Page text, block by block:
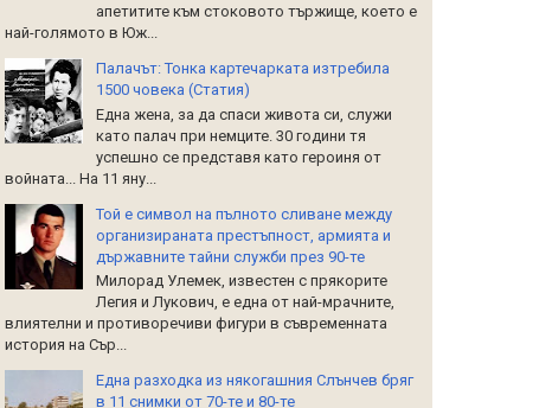
апетитите към стоковото тържище, което е
най-голямото в Юж...
Палачът: Тонка картечарката изтребила
1500 човека (Статия)
Една жена, за да спаси живота си, служи
като палач при немците. 30 години тя
успешно се представя като героиня от
войната... На 11 яну...
Той е символ на пълното сливане между
организираната престъпност, армията и
държавните тайни служби през 90-те
Милорад Улемек, известен с прякорите
Легия и Лукович, е една от най-мрачните,
влиятелни и противоречиви фигури в съвременната
история на Сър...
Една разходка из някогашния Слънчев бряг
в 11 снимки от 70-те и 80-те